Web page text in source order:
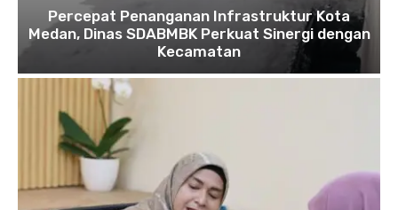
Percepat Penanganan Infrastruktur Kota
Medan, Dinas SDABMBK Perkuat Sinergi dengan
Kecamatan